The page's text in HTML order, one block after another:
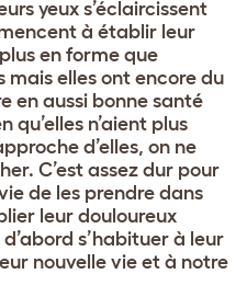
yeux s’éclaircissent
à établir leur
en forme que
mais elles ont encore du
en aussi bonne santé
qu’elles n’aient plus
d’elles, on ne
C’est assez dur pour
de les prendre dans
leur douloureux
s’habituer à leur
nouvelle vie et à notre